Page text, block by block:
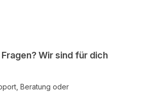
Wir sind für dich
Beratung oder